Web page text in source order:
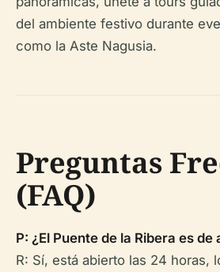
del ambiente festivo durante
como la Aste Nagusia.
Preguntas
(FAQ)
P: ¿El Puente de la Ribera es
R: Sí, está abierto las 24 horas,